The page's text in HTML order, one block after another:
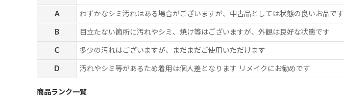
A わずかなシミ汚れはある場合がございますが、中古品としては状態の良いお品です
B 目立たない箇所に汚れやシミ、焼け等はございますが、外観は良好な状態です
C 多少の汚れはございますが、まだまだご使用いただけます
D 汚れやシミ等があるため着用は個人差となります リメイクにお勧めです
商品ランク一覧